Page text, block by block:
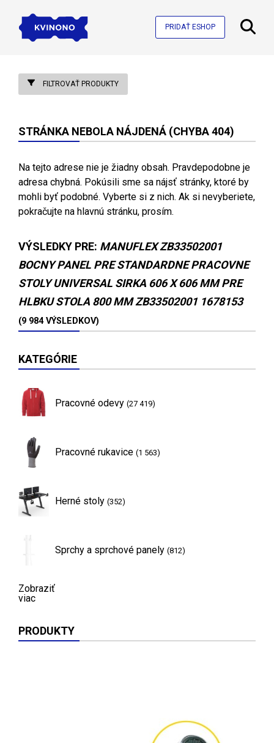
PRIDAŤ ESHOP
FILTROVAŤ PRODUKTY
STRÁNKA NEBOLA NÁJDENÁ (CHYBA 404)
Na tejto adrese nie je žiadny obsah. Pravdepodobne je
adresa chybná. Pokúsili sme sa nájsť stránky, ktoré by
mohli byť podobné. Vyberte si z nich. Ak si nevyberiete,
pokračujte na hlavnú stránku, prosím.
VÝSLEDKY PRE: MANUFLEX ZB33502001
BOCNY PANEL PRE STANDARDNE PRACOVNE
STOLY UNIVERSAL SIRKA 606 X 606 MM PRE
HLBKU STOLA 800 MM ZB33502001 1678153
(9 984 VÝSLEDKOV)
KATEGÓRIE
Pracovné odevy (27 419)
Pracovné rukavice (1 563)
Herné stoly (352)
Sprchy a sprchové panely (812)
Zobraziť
viac
PRODUKTY